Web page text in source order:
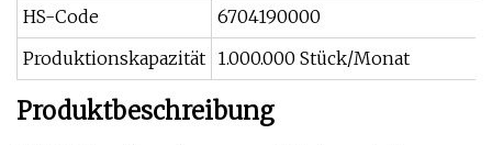
HS-Code
6704190000
Produktionskapazität 1.000.000 Stück/Monat
Produktbeschreibung